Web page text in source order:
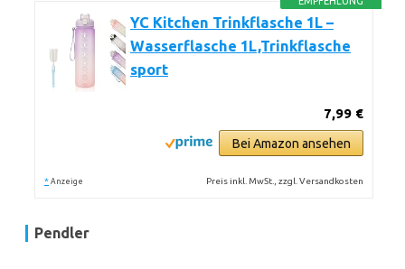
YC Kitchen Trinkflasche 1L –
Wasserflasche 1L,Trinkflasche
sport
7,99 €
Bei Amazon ansehen
* Anzeige Preis inkl. MwSt., zzgl. Versandkosten
Pendler